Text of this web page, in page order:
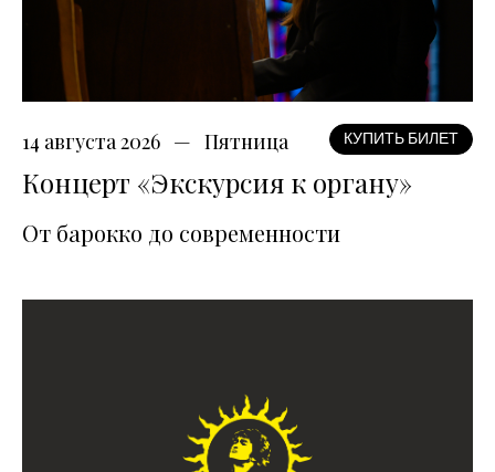
14 августа 2026 Пятница КУПИТЬ БИЛЕТ
Концерт «Экскурсия к органу»
От барокко до современности